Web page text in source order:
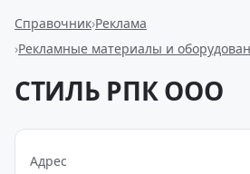
Справочник Реклама
Рекламные материалы и
СТИЛЬ РПК ООО
Адрес